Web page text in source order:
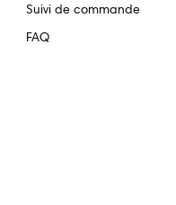
Suivi de commande
FAQ